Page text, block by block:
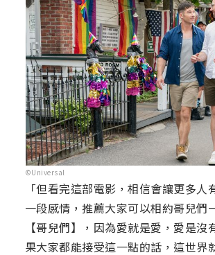
©Universal
「但看完這部電影，相信會讓更多人
一段感情，推薦大家可以相約哥兒們
【哥兒們】，因為愛就是愛，愛是沒
果大家都能接受這一點的話，這世界